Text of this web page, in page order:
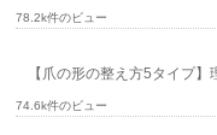
78.2k件のビュー
【爪の形の整え方5タイプ
74.6k件のビュー